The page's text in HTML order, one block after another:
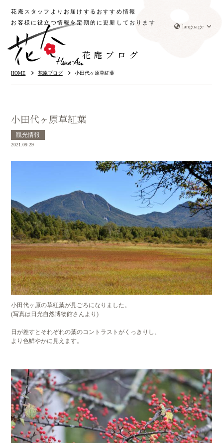
花庵スタッフよりお届けするおすすめ情報
お客様に役立つ情報を定期的に更新しております
language
花庵ブログ
HOME 花庵ブログ 小田代ヶ原草紅葉
小田代ヶ原草紅葉
観光情報
2021.09.29
小田代ヶ原の草紅葉が見ごろになりました。
(写真は日光自然博物館さんより)
日が差すとそれぞれの葉のコントラストがくっきりし、
より色鮮やかに見えます。